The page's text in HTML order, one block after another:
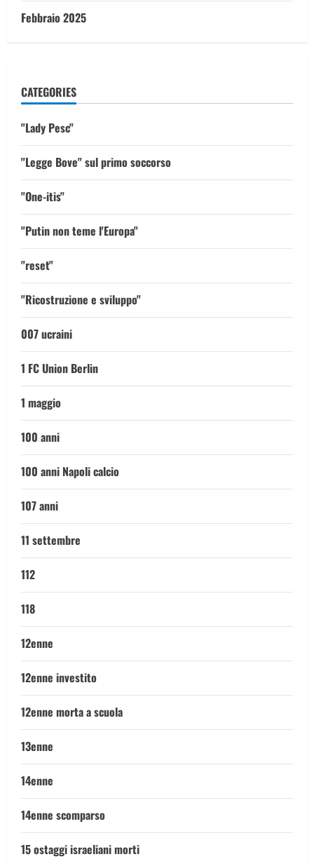
Febbraio 2025
CATEGORIES
"Lady Pesc"
"Legge Bove" sul primo soccorso
"One-itis"
"Putin non teme l'Europa"
"reset"
"Ricostruzione e sviluppo"
007 ucraini
1 FC Union Berlin
1 maggio
100 anni
100 anni Napoli calcio
107 anni
11 settembre
112
118
12enne
12enne investito
12enne morta a scuola
13enne
14enne
14enne scomparso
15 ostaggi israeliani morti